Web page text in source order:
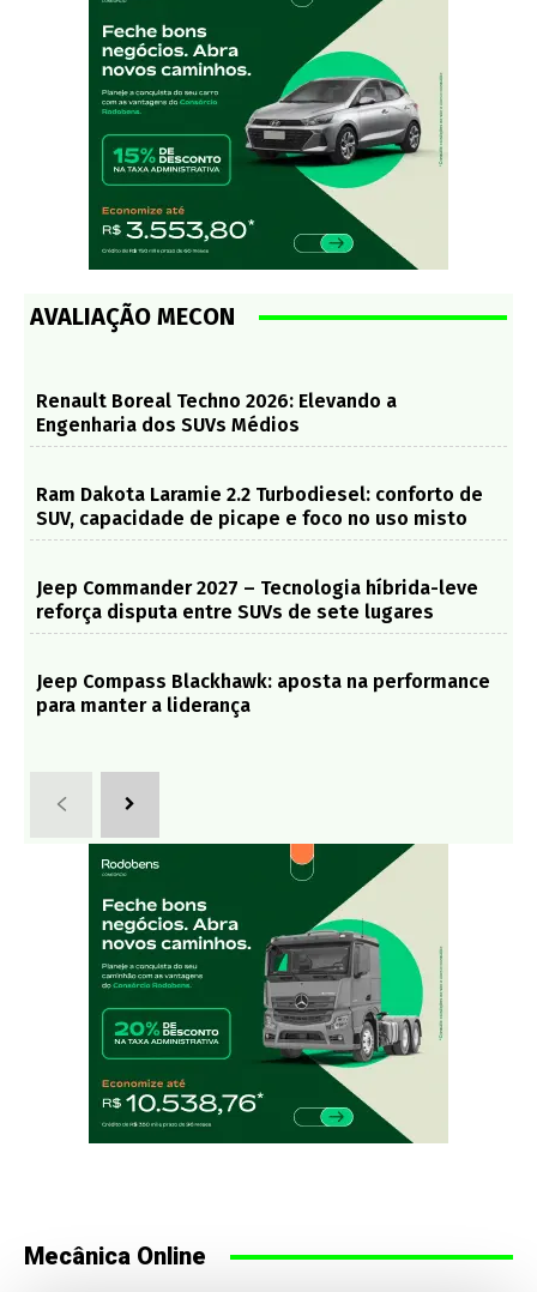
AVALIAÇÃO MECON
Renault Boreal Techno 2026: Elevando a
Engenharia dos SUVs Médios
Ram Dakota Laramie 2.2 Turbodiesel: conforto de
SUV, capacidade de picape e foco no uso misto
Jeep Commander 2027 – Tecnologia híbrida-leve
reforça disputa entre SUVs de sete lugares
Jeep Compass Blackhawk: aposta na performance
para manter a liderança
Mecânica Online